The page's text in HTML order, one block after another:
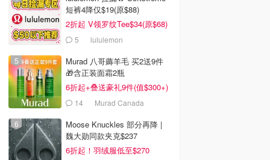
短裤4降仅$19(原$88)
2折起 V领罗纹Tee$34(原$68)
5 lululemon
Murad 八哥薅羊毛 买2送9件
🎁含正装面霜2瓶
6折起+叠送豪礼9件(值$300+)
14 Murad Canada
Moose Knuckles 部分再降 |
魏大勋同款夹克$237
6折起！羽绒服低至$270